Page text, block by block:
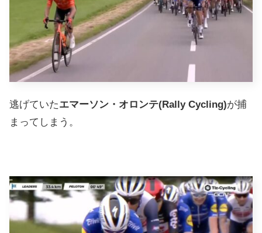
逃げていたエマーソン・オロンテ(Rally Cycling)が捕
まってしまう。